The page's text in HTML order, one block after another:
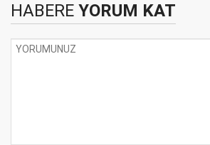
HABERE YORUM KAT